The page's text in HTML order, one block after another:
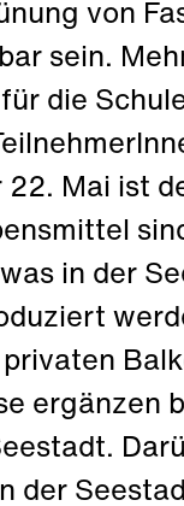
von
sein.
die
Mai ist
in der
ergänzen
der